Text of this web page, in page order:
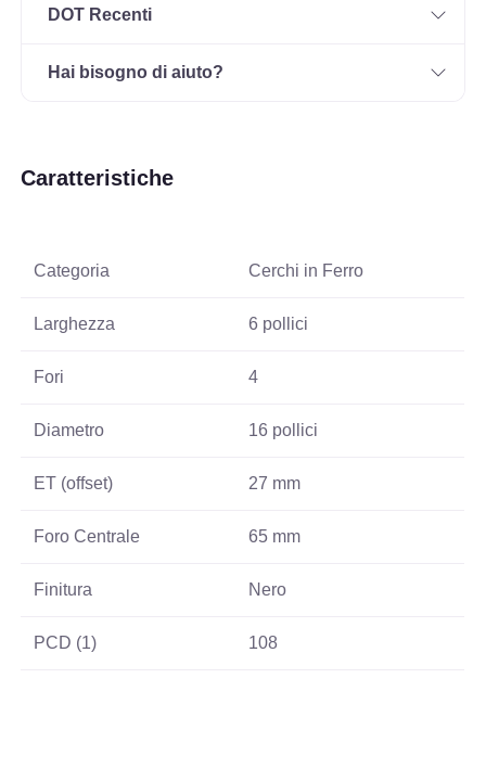
DOT Recenti
Hai bisogno di aiuto?
Caratteristiche
Categoria Cerchi in Ferro
Larghezza 6 pollici
Fori 4
Diametro 16 pollici
ET (offset) 27 mm
Foro Centrale 65 mm
Finitura Nero
PCD (1) 108